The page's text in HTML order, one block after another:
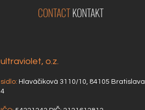
CONTACTKONTAKT
ultraviolet, o.z.
sídlo: Hlaváčiková 3110/10, 84105 Bratislava
4